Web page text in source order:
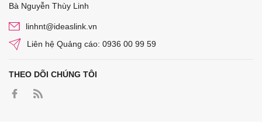
Bà Nguyễn Thùy Linh
linhnt@ideaslink.vn
Liên hệ Quảng cáo: 0936 00 99 59
THEO DÕI CHÚNG TÔI